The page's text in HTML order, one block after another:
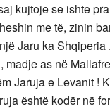
kujtoje se ishte
me të, zinin
Jaru ka
madje as në
Jaruja e Levanit !
është kodër në